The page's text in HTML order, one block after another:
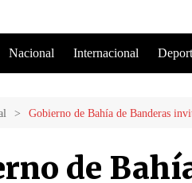
Nacional Internacional
Gobierno de Bahía de Banderas
de